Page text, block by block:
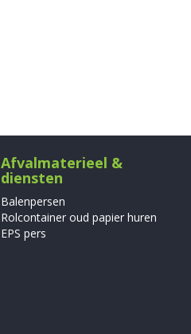
Afvalmaterieel &
diensten
Balenpersen
Rolcontainer oud papier huren
EPS pers